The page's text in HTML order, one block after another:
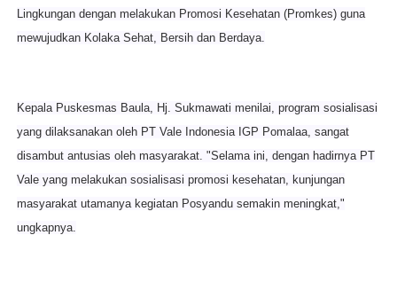
Lingkungan dengan melakukan Promosi Kesehatan (Promkes) guna
mewujudkan Kolaka Sehat, Bersih dan Berdaya.
Kepala Puskesmas Baula, Hj. Sukmawati menilai, program sosialisasi
yang dilaksanakan oleh PT Vale Indonesia IGP Pomalaa, sangat
disambut antusias oleh masyarakat. "Selama ini, dengan hadirnya PT
Vale yang melakukan sosialisasi promosi kesehatan, kunjungan
masyarakat utamanya kegiatan Posyandu semakin meningkat,"
ungkapnya.